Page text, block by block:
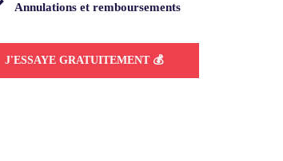
Annulations et remboursements
J'ESSAYE GRATUITEMENT 💰